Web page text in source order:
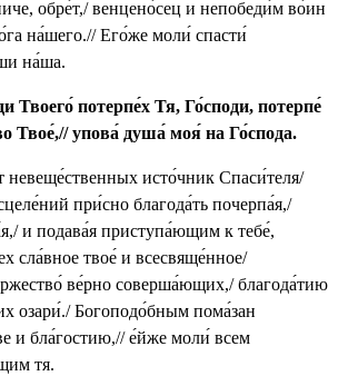
обре́т,/ венцено́сец и непобеди́м во́ин
на́шего.// Его́же моли́ спасти́
на́ша.
Твоего́ потерпе́х Тя, Го́споди, потерпе́
Твое́,// упова́ душа́ моя́ на Го́спода.
невеще́ственных исто́чник Спаси́теля/
при́сно благода́ть почерпа́я,/
и подава́я приступа́ющим к тебе́,
сла́вное твое́ и всесвяще́нное/
ве́рно соверша́ющих,/ благода́тию
озари́./ Богоподо́бным пома́зан
и бла́гостию,// е́йже моли́ всем
тя.